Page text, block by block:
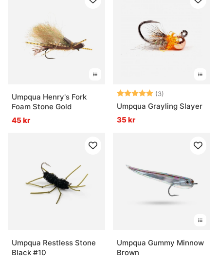
Umpqua Henry's Fork
Foam Stone Gold
45 kr
Betyg: (3)
Umpqua Grayling Slayer
35 kr
Umpqua Restless Stone
Black #10
Umpqua Gummy Minnow
Brown